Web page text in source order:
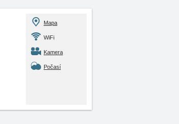
Mapa
WiFi
Kamera
Počasí